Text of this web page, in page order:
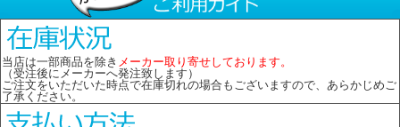
当店は一部商品を除き メーカー取り寄せしております。
（受注後にメーカーへ発注致します）
ご注文をいただいた時点で在庫切れの場合もございますので、あらかじめご
了承ください。